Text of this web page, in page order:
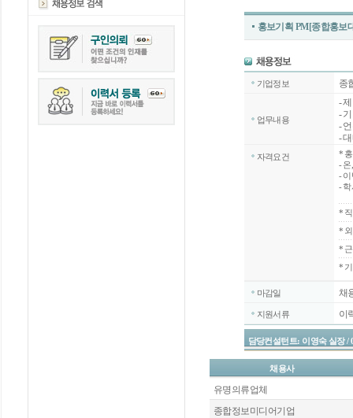
홍보기획 PM[종합홍보
기업정보 종
업무내용
-
-
-
-
자격요건 *
-
-
-
*
*
*
*
마감일 채
지원서류 이
담당컨설턴트: 이영숙 실장 /
채용사
유명의류업체
종합정보미디어기업